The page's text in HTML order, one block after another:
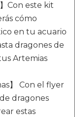
Con este kit
cómo
en tu acuario
dragones de
Artemias
】 Con el flyer
dragones
estas